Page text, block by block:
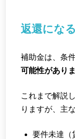
返還にな
補助金は、条
可能性がありま
これまで解説
りますが、主
要件未達（